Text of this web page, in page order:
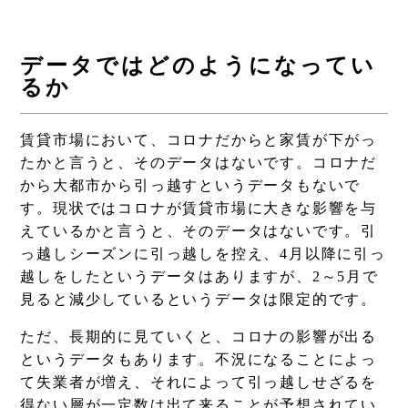
データではどのようになってい
るか
賃貸市場において、コロナだからと家賃が下がっ
たかと言うと、そのデータはないです。コロナだ
から大都市から引っ越すというデータもないで
す。現状ではコロナが賃貸市場に大きな影響を与
えているかと言うと、そのデータはないです。引
っ越しシーズンに引っ越しを控え、4月以降に引っ
越しをしたというデータはありますが、2～5月で
見ると減少しているというデータは限定的です。
ただ、長期的に見ていくと、コロナの影響が出る
というデータもあります。不況になることによっ
て失業者が増え、それによって引っ越しせざるを
得ない層が一定数は出て来ることが予想されてい